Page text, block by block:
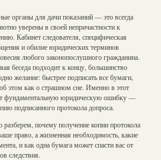
органы для дачи показаний — это всегда
уверены в своей непричастности к
Кабинет следователя, специфическая
и обилие юридических терминов
любого законопослушного гражданина.
беседа подходит к концу, большинство
желание: быстрее подписать все бумаги,
этом как о страшном сне. Именно в этот
фундаментальную юридическую ошибку —
подписанного протокола допроса.
разберем, почему получение копии протокола
право, а жизненная необходимость, какие
и как одна бумага может спасти вас от
следствия.